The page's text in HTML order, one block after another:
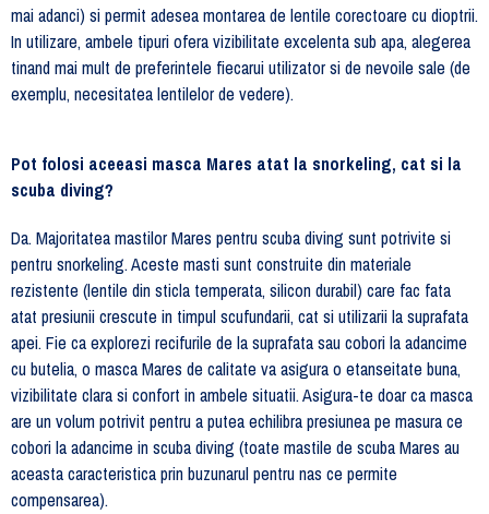
mai adanci) si permit adesea montarea de lentile corectoare cu dioptrii.
In utilizare, ambele tipuri ofera vizibilitate excelenta sub apa, alegerea
tinand mai mult de preferintele fiecarui utilizator si de nevoile sale (de
exemplu, necesitatea lentilelor de vedere).
Pot folosi aceeasi masca Mares atat la snorkeling, cat si la
scuba diving?
Da. Majoritatea mastilor Mares pentru scuba diving sunt potrivite si
pentru snorkeling. Aceste masti sunt construite din materiale
rezistente (lentile din sticla temperata, silicon durabil) care fac fata
atat presiunii crescute in timpul scufundarii, cat si utilizarii la suprafata
apei. Fie ca explorezi recifurile de la suprafata sau cobori la adancime
cu butelia, o masca Mares de calitate va asigura o etanseitate buna,
vizibilitate clara si confort in ambele situatii. Asigura-te doar ca masca
are un volum potrivit pentru a putea echilibra presiunea pe masura ce
cobori la adancime in scuba diving (toate mastile de scuba Mares au
aceasta caracteristica prin buzunarul pentru nas ce permite
compensarea).